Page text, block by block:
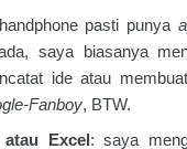
pasti punya
saya biasanya
ide atau
Fanboy, BTW.
atau Excel: saya